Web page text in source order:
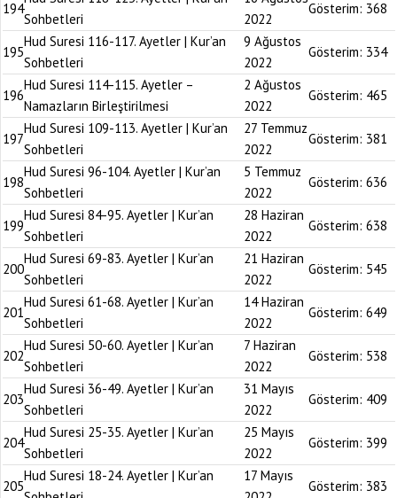
194
Sohbetleri
2022
Gösterim: 368
195
Hud Suresi 116-117. Ayetler | Kur’an
Sohbetleri
9 Ağustos
2022
Gösterim: 334
196
Hud Suresi 114-115. Ayetler –
Namazların Birleştirilmesi
2 Ağustos
2022
Gösterim: 465
197
Hud Suresi 109-113. Ayetler | Kur’an
Sohbetleri
27 Temmuz
2022
Gösterim: 381
198
Hud Suresi 96-104. Ayetler | Kur’an
Sohbetleri
5 Temmuz
2022
Gösterim: 636
199
Hud Suresi 84-95. Ayetler | Kur’an
Sohbetleri
28 Haziran
2022
Gösterim: 638
200
Hud Suresi 69-83. Ayetler | Kur’an
Sohbetleri
21 Haziran
2022
Gösterim: 545
201
Hud Suresi 61-68. Ayetler | Kur’an
Sohbetleri
14 Haziran
2022
Gösterim: 649
202
Hud Suresi 50-60. Ayetler | Kur’an
Sohbetleri
7 Haziran
2022
Gösterim: 538
203
Hud Suresi 36-49. Ayetler | Kur’an
Sohbetleri
31 Mayıs
2022
Gösterim: 409
204
Hud Suresi 25-35. Ayetler | Kur’an
Sohbetleri
25 Mayıs
2022
Gösterim: 399
205
Hud Suresi 18-24. Ayetler | Kur’an
17 Mayıs
Gösterim: 383